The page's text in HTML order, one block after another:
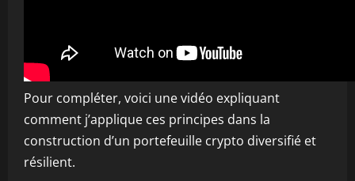
Pour compléter, voici une vidéo expliquant
comment j’applique ces principes dans la
construction d’un portefeuille crypto diversifié et
résilient.